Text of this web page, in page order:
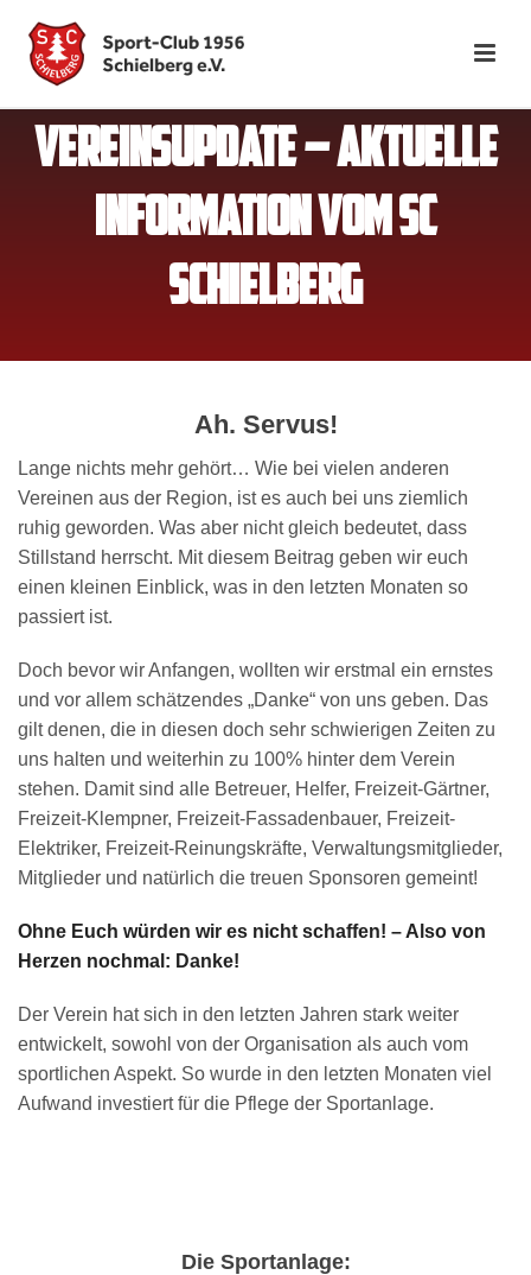
VEREINSUPDATE – AKTUELLE
INFORMATION VOM SC
SCHIELBERG
Ah. Servus!
Lange nichts mehr gehört… Wie bei vielen anderen
Vereinen aus der Region, ist es auch bei uns ziemlich
ruhig geworden. Was aber nicht gleich bedeutet, dass
Stillstand herrscht. Mit diesem Beitrag geben wir euch
einen kleinen Einblick, was in den letzten Monaten so
passiert ist.
Doch bevor wir Anfangen, wollten wir erstmal ein ernstes
und vor allem schätzendes „Danke“ von uns geben. Das
gilt denen, die in diesen doch sehr schwierigen Zeiten zu
uns halten und weiterhin zu 100% hinter dem Verein
stehen. Damit sind alle Betreuer, Helfer, Freizeit-Gärtner,
Freizeit-Klempner, Freizeit-Fassadenbauer, Freizeit-
Elektriker, Freizeit-Reinungskräfte, Verwaltungsmitglieder,
Mitglieder und natürlich die treuen Sponsoren gemeint!
Ohne Euch würden wir es nicht schaffen! – Also von
Herzen nochmal: Danke!
Der Verein hat sich in den letzten Jahren stark weiter
entwickelt, sowohl von der Organisation als auch vom
sportlichen Aspekt. So wurde in den letzten Monaten viel
Aufwand investiert für die Pflege der Sportanlage.
Die Sportanlage: